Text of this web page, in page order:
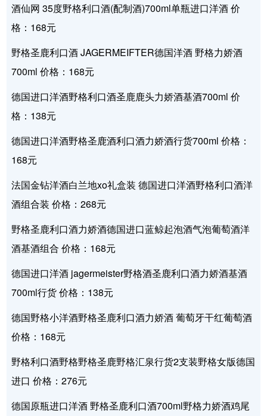
酒仙网 35度野格利口酒(配制酒)700ml单瓶进口洋酒 价
格：168元
野格圣鹿利口酒 JAGERMEIFTER德国洋酒 野格力娇酒
700ml 价格：168元
德国进口洋酒野格利口酒圣鹿鹿头力娇酒基酒700ml 价
格：138元
德国进口洋酒野格圣鹿酒利口酒力娇酒行货700ml 价格：
168元
法国金钻洋酒白兰地xo礼盒装 德国进口洋酒野格利口酒洋
酒组合装 价格：268元
野格圣鹿利口酒力娇酒德国进口蓝鲸起泡酒气泡葡萄酒洋
酒基酒组合 价格：168元
德国进口洋酒 jagermeister野格酒圣鹿利口酒力娇酒基酒
700ml行货 价格：138元
德国野格小洋酒野格圣鹿利口酒力娇酒 葡萄牙干红葡萄酒
价格：168元
野格利口酒野格野格圣鹿野格汇泉行货2支装野格女版德国
进口 价格：276元
德国原瓶进口洋酒 野格圣鹿利口酒700ml野格力娇酒鸡尾